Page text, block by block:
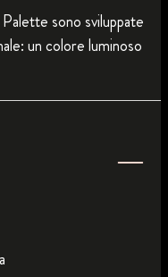
sono sviluppate
un colore luminoso